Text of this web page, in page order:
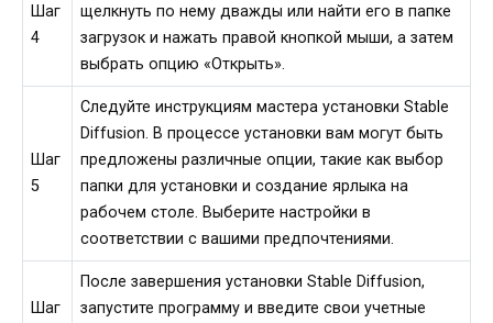
Шаг
4
щелкнуть по нему дважды или найти его в папке
загрузок и нажать правой кнопкой мыши, а затем
выбрать опцию «Открыть».
Шаг
5
Следуйте инструкциям мастера установки Stable
Diffusion. В процессе установки вам могут быть
предложены различные опции, такие как выбор
папки для установки и создание ярлыка на
рабочем столе. Выберите настройки в
соответствии с вашими предпочтениями.
Шаг
После завершения установки Stable Diffusion,
запустите программу и введите свои учетные